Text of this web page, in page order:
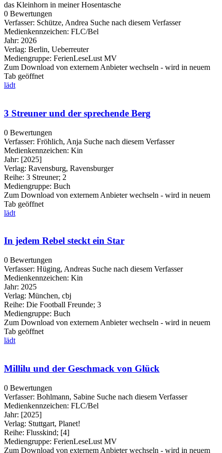
das Kleinhorn in meiner Hosentasche
0 Bewertungen
Verfasser: Schütze, Andrea Suche nach diesem Verfasser
Medienkennzeichen: FLC/Bel
Jahr: 2026
Verlag: Berlin, Ueberreuter
Mediengruppe: FerienLeseLust MV
Zum Download von externem Anbieter wechseln - wird in neuem
Tab geöffnet
lädt
3 Streuner und der sprechende Berg
0 Bewertungen
Verfasser: Fröhlich, Anja Suche nach diesem Verfasser
Medienkennzeichen: Kin
Jahr: [2025]
Verlag: Ravensburg, Ravensburger
Reihe: 3 Streuner; 2
Mediengruppe: Buch
Zum Download von externem Anbieter wechseln - wird in neuem
Tab geöffnet
lädt
In jedem Rebel steckt ein Star
0 Bewertungen
Verfasser: Hüging, Andreas Suche nach diesem Verfasser
Medienkennzeichen: Kin
Jahr: 2025
Verlag: München, cbj
Reihe: Die Football Freunde; 3
Mediengruppe: Buch
Zum Download von externem Anbieter wechseln - wird in neuem
Tab geöffnet
lädt
Millilu und der Geschmack von Glück
0 Bewertungen
Verfasser: Bohlmann, Sabine Suche nach diesem Verfasser
Medienkennzeichen: FLC/Bel
Jahr: [2025]
Verlag: Stuttgart, Planet!
Reihe: Flusskind; [4]
Mediengruppe: FerienLeseLust MV
Zum Download von externem Anbieter wechseln - wird in neuem